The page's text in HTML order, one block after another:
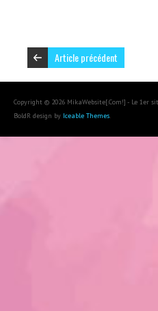
Article précédent
Copyright © 2026 MikaWebsite[.Com!] - Le 1er
BoldR design by Iceable Themes.